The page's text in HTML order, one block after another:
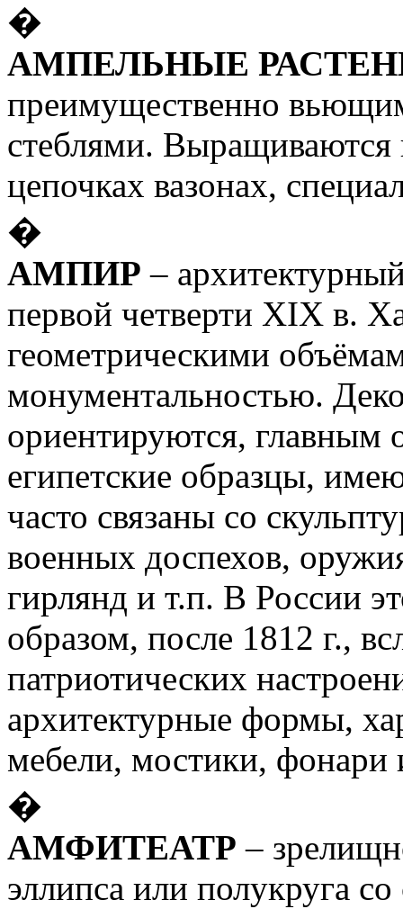
�
АМПЕЛЬНЫЕ
преимущественно
стеблями.
цепочках вазонах,
�
АМПИР –
первой четверти XIX в.
геометрическими
монументальностью.
ориентируются, главным
египетские образцы,
часто связаны со
военных доспехов,
гирлянд и т.п. В России
образом, после 1812 г.,
патриотических
архитектурные формы,
мебели, мостики, фонари
�
АМФИТЕАТР –
эллипса или полукруга